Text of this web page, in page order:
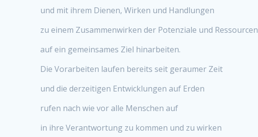
und mit ihrem Dienen, Wirken und Handlungen
zu einem Zusammenwirken der Potenziale und Ressourcen
auf ein gemeinsames Ziel hinarbeiten.
Die Vorarbeiten laufen bereits seit geraumer Zeit
und die derzeitigen Entwicklungen auf Erden
rufen nach wie vor alle Menschen auf
in ihre Verantwortung zu kommen und zu wirken